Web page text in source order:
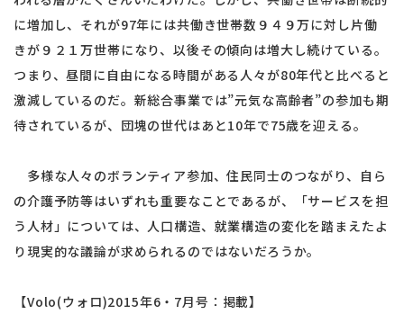
に増加し、それが97年には共働き世帯数９４９万に対し片働
きが９２１万世帯になり、以後その傾向は増大し続けている。
つまり、昼間に自由になる時間がある人々が80年代と比べると
激減しているのだ。新総合事業では”元気な高齢者”の参加も期
待されているが、団塊の世代はあと10年で75歳を迎える。
多様な人々のボランティア参加、住民同士のつながり、自ら
の介護予防等はいずれも重要なことであるが、「サービスを担
う人材」については、人口構造、就業構造の変化を踏まえたよ
り現実的な議論が求められるのではないだろうか。
【Volo(ウォロ)2015年6・7月号：掲載】